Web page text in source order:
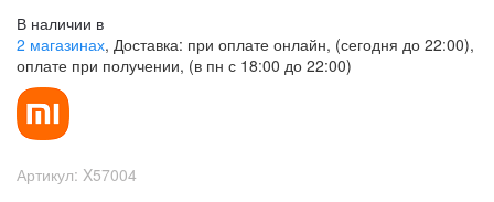
В наличии в
2 магазинах, Доставка: при оплате онлайн, (сегодня до 22:00),
оплате при получении, (в пн с 18:00 до 22:00)
Артикул: X57004